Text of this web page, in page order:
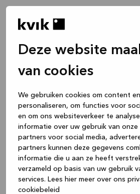
Deze website
van cookies
We gebruiken cookies om content
personaliseren, om functies voor
en om ons websiteverkeer te
informatie over uw gebruik van onze
partners voor social media,
partners kunnen deze gegevens
informatie die u aan ze heeft
verzameld op basis van uw gebruik
services. Lees hier meer over ons
cookiebeleid